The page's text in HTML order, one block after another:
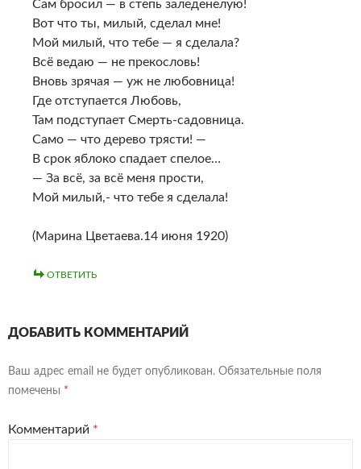
Сам бросил — в степь заледенелую!
Вот что ты, милый, сделал мне!
Мой милый, что тебе — я сделала?
Всё ведаю — не прекословь!
Вновь зрячая — уж не любовница!
Где отступается Любовь,
Там подступает Смерть-садовница.
Самo — что дерево трясти! —
В срок яблоко спадает спелое…
— За всё, за всё меня прости,
Мой милый,- что тебе я сделала!
(Марина Цветаева.14 июня 1920)
ОТВЕТИТЬ
ДОБАВИТЬ КОММЕНТАРИЙ
Ваш адрес email не будет опубликован. Обязательные поля
помечены *
Комментарий *